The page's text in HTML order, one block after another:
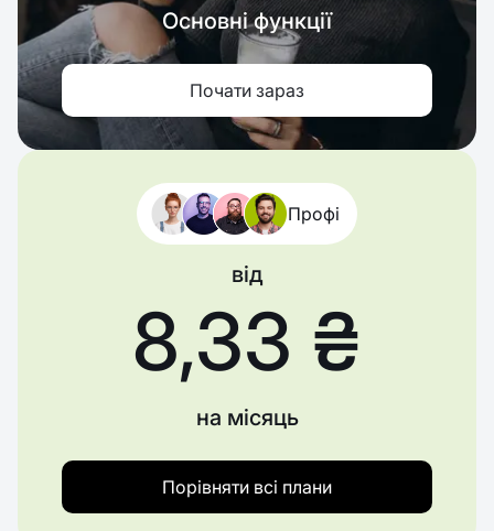
Основні функції
Почати зараз
Профі
від
8,33 ₴
на місяць
Порівняти всі плани